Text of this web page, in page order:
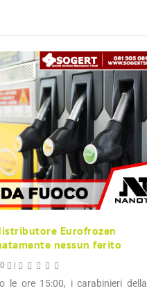
Eurofrozen
nessun ferito
0
le ore 15:00, i carabinieri della